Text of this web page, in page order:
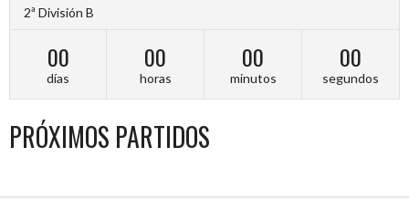
2ª División B
00
días
00
horas
00
minutos
00
segundos
PRÓXIMOS PARTIDOS